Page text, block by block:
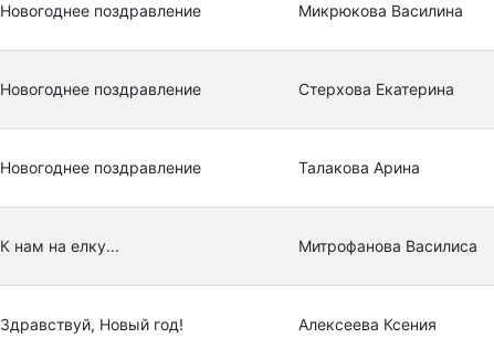
Новогоднее поздравление Микрюкова Василина
Новогоднее поздравление Стерхова Екатерина
Новогоднее поздравление Талакова Арина
К нам на елку... Митрофанова Василиса
Здравствуй, Новый год! Алексеева Ксения